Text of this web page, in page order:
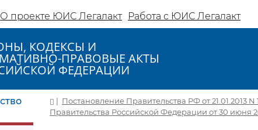
О проекте ЮИС Легалакт Работа с ЮИС Легалакт
КОДЕКСЫ И
ПРАВОВЫЕ АКТЫ
ФЕДЕРАЦИИ
| Постановление Правительства РФ от 21.01.2013
Правительства Российской Федерации от 30 июня